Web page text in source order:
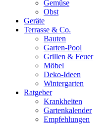
Gemüse
Obst
Geräte
Terrasse & Co.
Bauten
Garten-Pool
Grillen & Feuer
Möbel
Deko-Ideen
Wintergarten
Ratgeber
Krankheiten
Gartenkalender
Empfehlungen